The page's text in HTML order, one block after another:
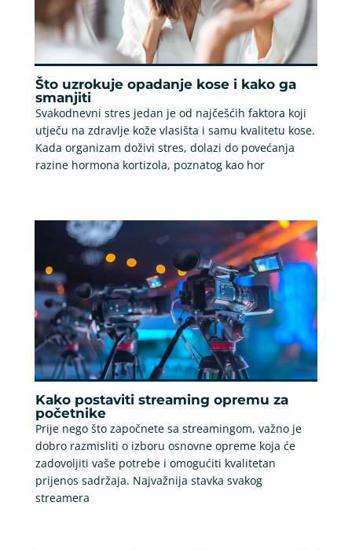
Što uzrokuje opadanje kose i kako ga
smanjiti
Svakodnevni stres jedan je od najčešćih faktora koji
utječu na zdravlje kože vlasišta i samu kvalitetu kose.
Kada organizam doživi stres, dolazi do povećanja
razine hormona kortizola, poznatog kao hor
Kako postaviti streaming opremu za
početnike
Prije nego što započnete sa streamingom, važno je
dobro razmisliti o izboru osnovne opreme koja će
zadovoljiti vaše potrebe i omogućiti kvalitetan
prijenos sadržaja. Najvažnija stavka svakog
streamera